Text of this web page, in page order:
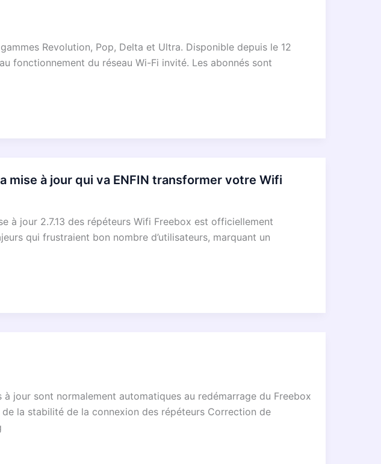
Revolution, Pop, Delta et Ultra. Disponible depuis le 12
fonctionnement du réseau Wi-Fi invité. Les abonnés sont
mise à jour qui va ENFIN transformer votre Wifi
à jour 2.7.13 des répéteurs Wifi Freebox est officiellement
qui frustraient bon nombre d’utilisateurs, marquant un
jour sont normalement automatiques au redémarrage du Freebox
la stabilité de la connexion des répéteurs Correction de